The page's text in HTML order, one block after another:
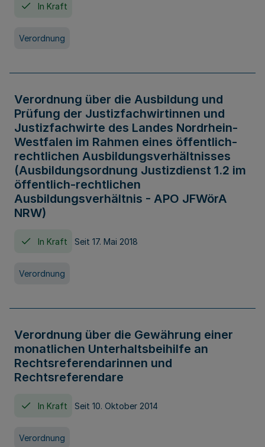
In Kraft
Verordnung
Verordnung über die Ausbildung und
Prüfung der Justizfachwirtinnen und
Justizfachwirte des Landes Nordrhein-
Westfalen im Rahmen eines öffentlich-
rechtlichen Ausbildungsverhältnisses
(Ausbildungsordnung Justizdienst 1.2 im
öffentlich-rechtlichen
Ausbildungsverhältnis - APO JFWörA
NRW)
In Kraft Seit 17. Mai 2018
Verordnung
Verordnung über die Gewährung einer
monatlichen Unterhaltsbeihilfe an
Rechtsreferendarinnen und
Rechtsreferendare
In Kraft Seit 10. Oktober 2014
Verordnung